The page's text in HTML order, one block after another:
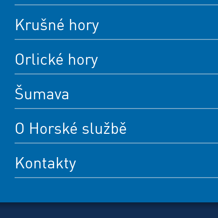
Krušné hory
Orlické hory
Šumava
O Horské službě
Kontakty